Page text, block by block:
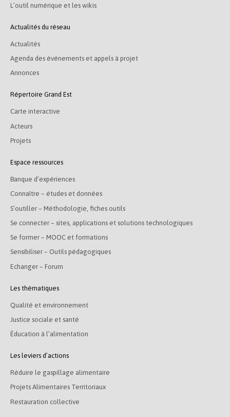
L’outil numérique et les wikis
Actualités du réseau
Actualités
Agenda des événements et appels à projet
Annonces
Répertoire Grand Est
Carte interactive
Acteurs
Projets
Espace ressources
Banque d’expériences
Connaître – études et données
S’outiller – Méthodologie, fiches outils
Se connecter – sites, applications et solutions technologiques
Se former – MOOC et formations
Sensibiliser – Outils pédagogiques
Echanger – Forum
Les thématiques
Qualité et environnement
Justice sociale et santé
Éducation à l’alimentation
Les leviers d’actions
Réduire le gaspillage alimentaire
Projets Alimentaires Territoriaux
Restauration collective